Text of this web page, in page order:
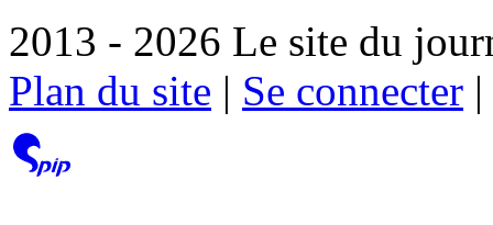
2013 - 2026 Le site du
Plan du site | Se connecter |